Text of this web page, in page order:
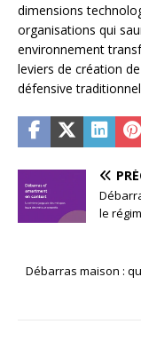
dimensions
organisations qui
environnement
leviers de création
défensive
le
Débarras maison :